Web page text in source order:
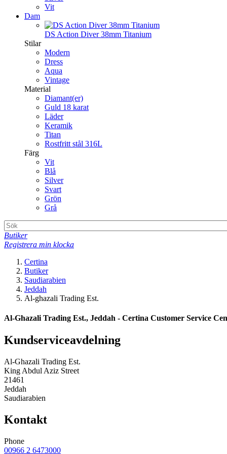
Vit
Dam
DS Action Diver 38mm Titanium
Stilar
Modern
Dress
Aqua
Vintage
Material
Diamant(er)
Guld 18 karat
Läder
Keramik
Titan
Rostfritt stål 316L
Färg
Vit
Blå
Silver
Svart
Grön
Grå
Butiker
Registrera min klocka
Certina
Butiker
Saudiarabien
Jeddah
Al-ghazali Trading Est.
Al-Ghazali Trading Est., Jeddah - Certina Customer Service
Kundserviceavdelning
Al-Ghazali Trading Est.
King Abdul Aziz Street
21461
Jeddah
Saudiarabien
Kontakt
Phone
00966 2 6473000